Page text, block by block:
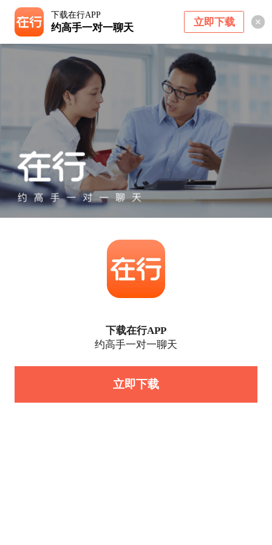
下载在行APP
约高手一对一聊天 立即下载
下载在行APP
约高手一对一聊天
立即下载